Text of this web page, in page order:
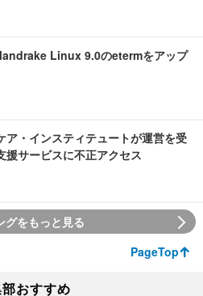
Linux 9.0のetermをアップ
ア・インスティテュートが運営を受
援サービスに不正アクセス
グをもっと見る
PageTop
おすすめ